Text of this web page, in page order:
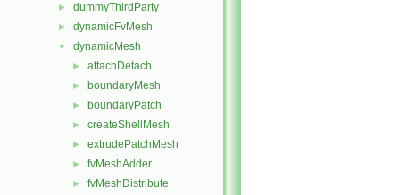
► dummyThirdParty
► dynamicFvMesh
▼ dynamicMesh
► attachDetach
► boundaryMesh
► boundaryPatch
► createShellMesh
► extrudePatchMesh
► fvMeshAdder
► fvMeshDistribute